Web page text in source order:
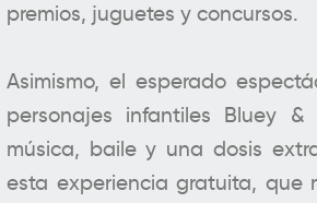
premios, juguetes y concursos.
Asimismo, el esperado
personajes infantiles Bluey
música, baile y una dosis
esta experiencia gratuita, que